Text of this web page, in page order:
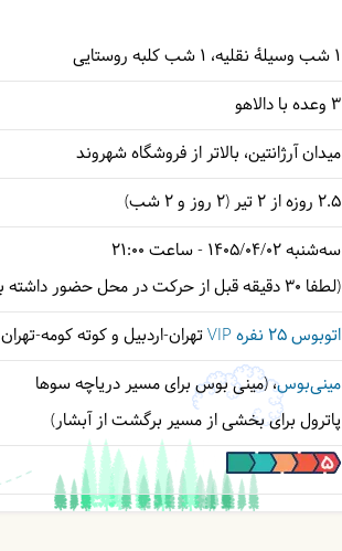
1 شب وسیلۀ نقلیه
1 شب کلبه روستایی
3 وعده با دالاهو
میدان آرژانتین، بالاتر از فروشگاه شهروند
2.5 روزه از 2 تیر (2 روز و 2 شب)
سه‌شنبه1405/04/02 - ساعت 21:00
(لطفا 30 دقیقه قبل از حرکت در محل حضور داشته باشید.)
اتوبوس ۲۵ نفره VIP
تهران-اردبیل و کوته کومه-تهران
مینی‌بوس(مینی بوس برای مسیر دریاچه سوها
پاترول برای بخشی از مسیر برگشت از آبشار)